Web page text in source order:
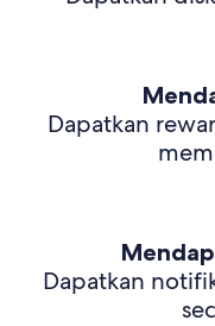
Dapatkan
Dapatkan